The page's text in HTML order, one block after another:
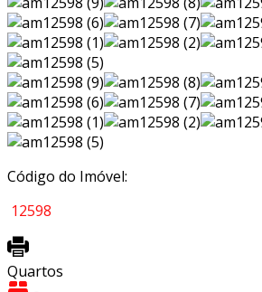
Código do Imóvel:
12598
Quartos